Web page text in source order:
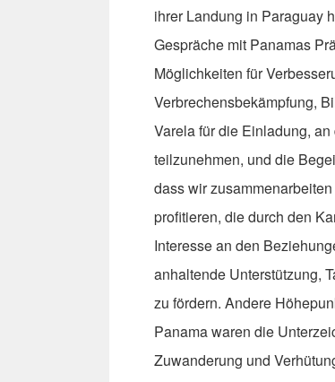
ihrer Landung in Paraguay
Gespräche mit Panamas
Möglichkeiten für
Verbrechensbekämpfung,
Varela für die Einladung,
teilzunehmen, und die
dass wir
profitieren, die durch den
Interesse an den
anhaltende Unterstützung,
zu fördern. Andere
Panama waren die
Zuwanderung und